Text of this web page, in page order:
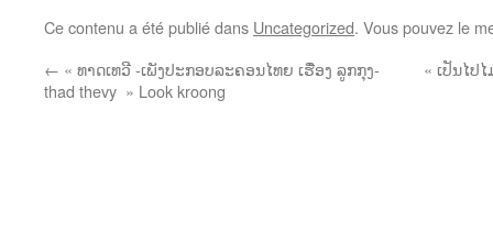
Ce contenu a été publié dans Uncategorized. Vous pouvez le
← « ທາດເທວີ -ເພັງປະກອບລະຄອນໄທຍ ເຮື່ອງ ລູກກຸງ-
thad thevy » Look kroong
« ເປັນໄປ